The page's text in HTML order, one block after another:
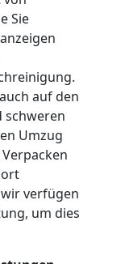
Sie
auf den
schweren
Umzug
verfügen
um dies